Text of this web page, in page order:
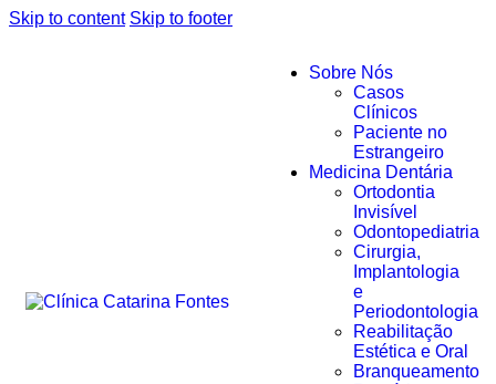
Skip to content Skip to footer
Sobre Nós
Casos
Clínicos
Paciente no
Estrangeiro
Medicina Dentária
Ortodontia
Invisível
Odontopediatria
Cirurgia,
Implantologia
e
Periodontologia
Reabilitação
Estética e Oral
Branqueamento